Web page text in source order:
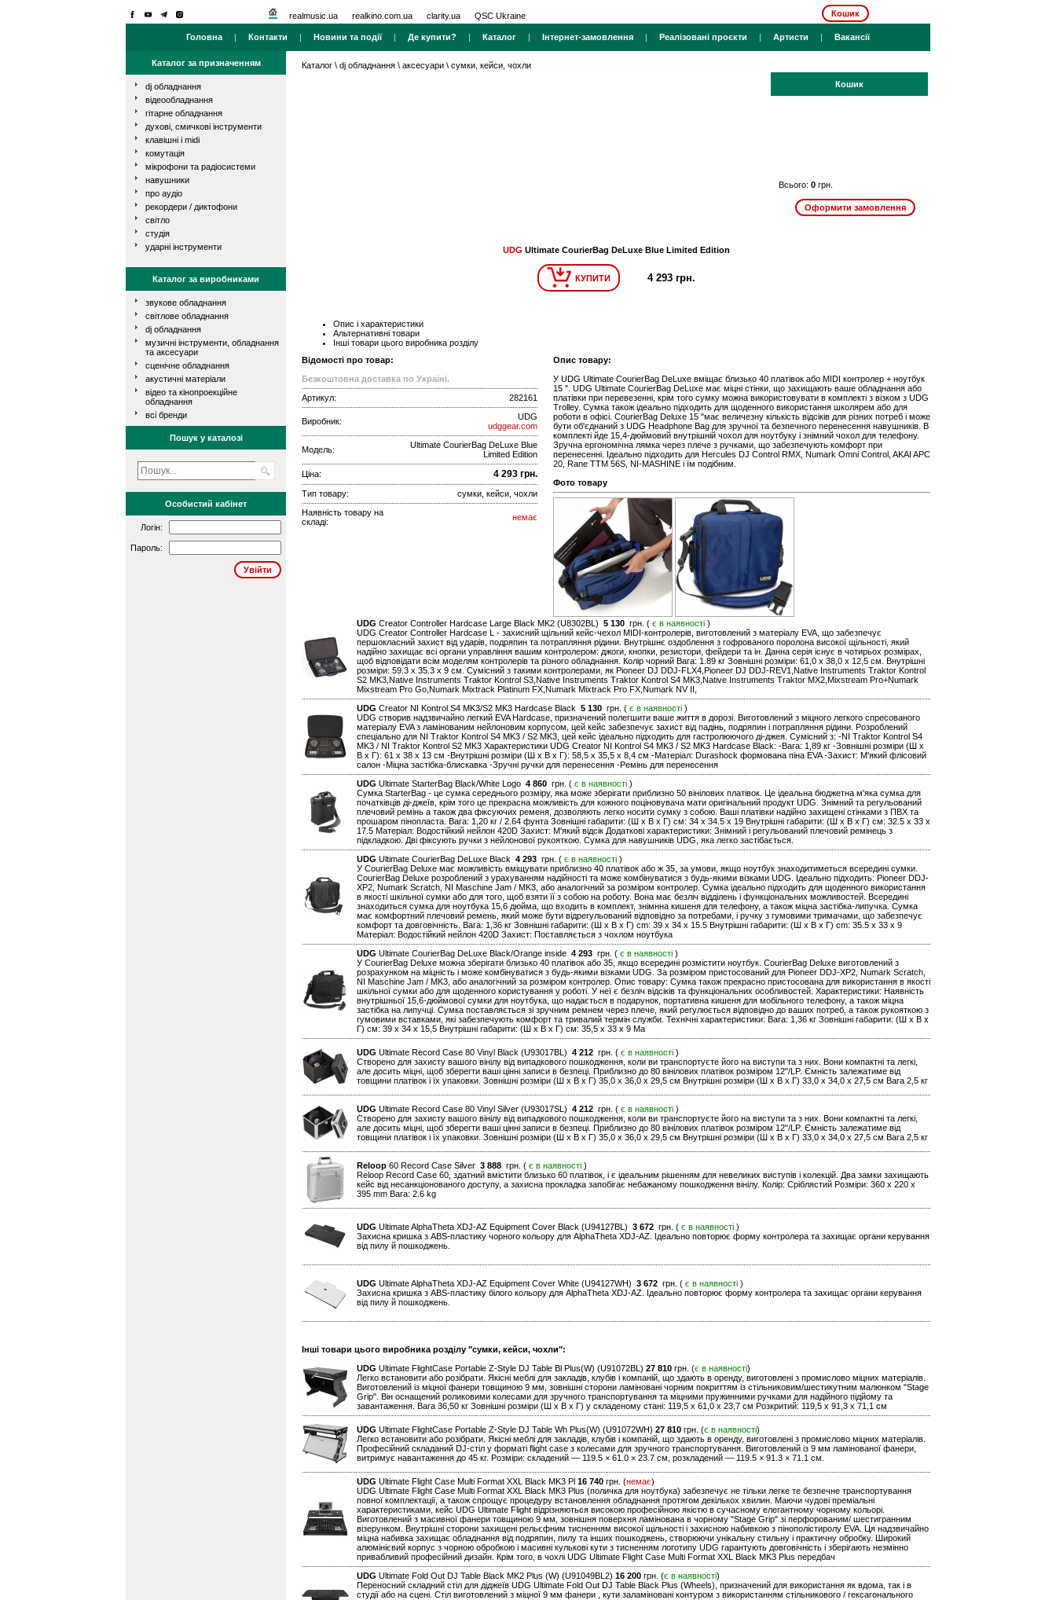
realmusic.ua realkino.com.ua clarity.ua QSC Ukraine Кошик
Головна | Контакти | Новини та події| Де купити? | Каталог | Інтернет-замовлення | Реалізовані проєкти | Артисти | Вакансії
Каталог за призначенням
dj обладнання
відеообладнання
гітарне обладнання
духові, смичкові інструменти
клавішні і midi
комутація
мікрофони та радіосистеми
навушники
про аудіо
рекордери / диктофони
світло
студія
ударні інструменти
Каталог за виробниками
звукове обладнання
світлове обладнання
dj обладнання
музичні інструменти, обладнання
та аксесуари
сценічне обладнання
акустичні матеріали
відео та кінопроекційне
обладнання
всі бренди
Пошук у каталозі
Особистий кабінет
Логін:
Пароль:
Каталог \ dj обладнання \ аксесуари \ сумки, кейси, чохли
Кошик
Всього: 0 грн.
UDG Ultimate CourierBag DeLuxe Blue Limited Edition
КУПИТИ 4 293 грн.
Опис і характеристики
Альтернативні товари
Інші товари цього виробника розділу
Відомості про товар:
Безкоштовна доставка по Україні.
Артикул:
282161
Виробник:
UDG
udggear.com
Модель:
Ultimate CourierBag DeLuxe Blue
Limited Edition
Ціна: 4 293 грн.
Тип товару:
сумки, кейси, чохли
Наявність товару на
складі:
немає
Опис товару:
У UDG Ultimate CourierBag DeLuxe вміщає близько 40 платівок або MIDI контролер + ноутбук
15 ". UDG Ultimate CourierBag DeLuxe має міцні стінки, що захищають ваше обладнання або
платівки при перевезенні, крім того сумку можна використовувати в комплекті з візком з UDG
Trolley. Сумка також ідеально підходить для щоденного використання школярем або для
роботи в офісі. CourierBag Deluxe 15 "має величезну кількість відсіків для різних потреб і може
бути об'єднаний з UDG Headphone Bag для зручної та безпечного перенесення навушників. В
комплекті йде 15,4-дюймовий внутрішній чохол для ноутбуку і знімний чохол для телефону.
Зручна ергономічна лямка через плече з ручками, що забезпечують комфорт при
перенесенні. Ідеально підходить для Hercules DJ Control RMX, Numark Omni Control, AKAI APC
20, Rane TTM 56S, NI-MASHINE і їм подібним.
Фото товару
UDG Creator Controller Hardcase Large Black MK2 (U8302BL) 5 130 грн. ( є в наявності )
UDG Creator Controller Hardcase L - захисний щільний кейс-чехол MIDI-контролерів, виготовлений з матеріалу EVA, що забезпечує
першокласний захист від ударів, подряпин та потрапляння рідини. Внутрішнє оздоблення з гофрованого поролона високої щільності, який
надійно захищає всі органи управління вашим контролером: джоги, кнопки, резистори, фейдери та ін. Данна серія існує в чотирьох розмірах,
щоб відповідати всім моделям контролерів та різного обладнання. Колір чорний Вага: 1.89 кг Зовнішні розміри: 61,0 x 38,0 x 12,5 см. Внутрішні
розміри: 59.3 x 35.3 x 9 см. Сумісний з такими контролерами, як Pioneer DJ DDJ-FLX4,Pioneer DJ DDJ-REV1,Native Instruments Traktor Kontrol
S2 MK3,Native Instruments Traktor Kontrol S3,Native Instruments Traktor Kontrol S4 MK3,Native Instruments Traktor MX2,Mixstream Pro+Numark
Mixstream Pro Go,Numark Mixtrack Platinum FX,Numark Mixtrack Pro FX,Numark NV II,
UDG Creator NI Kontrol S4 MK3/S2 MK3 Hardcase Black 5 130 грн. ( є в наявності )
UDG створив надзвичайно легкий EVA Hardcase, призначений полегшити ваше життя в дорозі. Виготовлений з міцного легкого спресованого
матеріалу EVA з ламінованим нейлоновим корпусом, цей кейс забезпечує захист від падінь, подряпин і потрапляння рідини. Розроблений
спеціально для NI Traktor Kontrol S4 MK3 / S2 MK3, цей кейс ідеально підходить для гастролюючого ді-джея. Сумісний з: -NI Traktor Kontrol S4
MK3 / NI Traktor Kontrol S2 MK3 Характеристики UDG Creator NI Kontrol S4 MK3 / S2 MK3 Hardcase Black: -Вага: 1,89 кг -Зовнішні розміри (Ш х
В х Г): 61 х 38 х 13 см -Внутрішні розміри (Ш х В х Г): 58,5 х 35,5 х 8,4 см -Матеріал: Durashock формована піна EVA -Захист: М'який флісовий
салон -Міцна застібка-блискавка -Зручні ручки для перенесення -Ремінь для перенесення
UDG Ultimate StarterBag Black/White Logo 4 860 грн. ( є в наявності )
Сумка StarterBag - це сумка середнього розміру, яка може зберігати приблизно 50 вінілових платівок. Це ідеальна бюджетна м'яка сумка для
початківців ді-джеїв, крім того це прекрасна можливість для кожного поціновувача мати оригінальний продукт UDG. Знімний та регульований
плечовий ремінь а також два фіксуючих ременя, дозволяють легко носити сумку з собою. Ваші платівки надійно захищені стінками з ПВХ та
прошаром пінопласта. Вага: 1,20 кг / 2.64 фунта Зовнішні габарити: (Ш х В х Г) см: 34 x 34.5 x 19 Внутрішні габарити: (Ш х В х Г) см: 32.5 x 33 x
17.5 Матеріал: Водостійкий нейлон 420D Захист: М'який відсік Додаткові характеристики: Знімний і регульований плечовий ремінець з
підкладкою. Дві фіксують ручки з нейлонової рукояткою. Сумка для навушників UDG, яка легко застібається.
UDG Ultimate CourierBag DeLuxe Black 4 293 грн. ( є в наявності )
У CourierBag Deluxe має можливість вміщувати приблизно 40 платівок або ж 35, за умови, якщо ноутбук знаходитиметься всередині сумки.
CourierBag Deluxe розроблений з урахуванням надійності та може комбінуватися з будь-якими візками UDG. Ідеально підходить: Pioneer DDJ-
XP2, Numark Scratch, NI Maschine Jam / MK3, або аналогічний за розміром контролер. Сумка ідеально підходить для щоденного використання
в якості шкільної сумки або для того, щоб взяти її з собою на роботу. Вона має безліч відділень і функціональних можливостей. Всередині
знаходиться сумка для ноутбука 15,6 дюйма, що входить в комплект, знімнна кишеня для телефону, а також міцна застібка-липучка. Сумка
має комфортний плечовий ремень, який може бути відрегульований відповідно за потребами, і ручку з гумовими тримачами, що забезпечує
комфорт та довговічність. Вага: 1,36 кг Зовнішні габарити: (Ш х В х Г) cm: 39 x 34 x 15.5 Внутрішні габарити: (Ш х В х Г) cm: 35.5 x 33 x 9
Матеріал: Водостійкий нейлон 420D Захист: Поставляється з чохлом ноутбука
UDG Ultimate CourierBag DeLuxe Black/Orange inside 4 293 грн. ( є в наявності )
У CourierBag Deluxe можна зберігати близько 40 платівок або 35, якщо всередині розмістити ноутбук. CourierBag Deluxe виготовлений з
розрахунком на міцність і може комбінуватися з будь-якими візками UDG. За розміром пристосований для Pioneer DDJ-XP2, Numark Scratch,
NI Maschine Jam / MK3, або аналогічний за розміром контролер. Опис товару: Сумка також прекрасно пристосована для використання в якості
шкільної сумки або для щоденного користування у роботі. У неї є безліч відсіків та функціональних особливостей. Характеристики: Наявність
внутрішньої 15,6-дюймової сумки для ноутбука, що надається в подарунок, портативна кишеня для мобільного телефону, а також міцна
застібка на липучці. Сумка поставляється зі зручним ремнем через плече, який регулюється відповідно до ваших потреб, а також рукояткою з
гумовими вставками, які забезпечують комфорт та тривалий термін служби. Технічні характеристики: Вага: 1,36 кг Зовнішні габарити: (Ш x В x
Г) см: 39 x 34 x 15,5 Внутрішні габарити: (Ш x В x Г) см: 35,5 x 33 x 9 Ма
UDG Ultimate Record Case 80 Vinyl Black (U93017BL) 4 212 грн. ( є в наявності )
Створено для захисту вашого вінілу від випадкового пошкодження, коли ви транспортуєте його на виступи та з них. Вони компактні та легкі,
але досить міцні, щоб зберегти ваші цінні записи в безпеці. Приблизно до 80 вінілових платівок розміром 12"/LP. Ємність залежатиме від
товщини платівок і їх упаковки. Зовнішні розміри (Ш x В x Г) 35,0 x 36,0 x 29,5 см Внутрішні розміри (Ш x В x Г) 33,0 x 34,0 x 27,5 см Вага 2,5 кг
UDG Ultimate Record Case 80 Vinyl Silver (U93017SL) 4 212 грн. ( є в наявності )
Створено для захисту вашого вінілу від випадкового пошкодження, коли ви транспортуєте його на виступи та з них. Вони компактні та легкі,
але досить міцні, щоб зберегти ваші цінні записи в безпеці. Приблизно до 80 вінілових платівок розміром 12"/LP. Ємність залежатиме від
товщини платівок і їх упаковки. Зовнішні розміри (Ш x В x Г) 35,0 x 36,0 x 29,5 см Внутрішні розміри (Ш x В x Г) 33,0 x 34,0 x 27,5 см Вага 2,5 кг
Reloop 60 Record Case Silver 3 888 грн. ( є в наявності )
Reloop Record Case 60, здатний вмістити близько 60 платівок, і є ідеальним рішенням для невеликих виступів і колекцій. Два замки захищають
кейс від несанкціонованого доступу, а захисна прокладка запобігає небажаному пошкодження вінілу. Колір: Сріблястий Розміри: 360 x 220 x
395 mm Вага: 2.6 kg
UDG Ultimate AlphaTheta XDJ-AZ Equipment Cover Black (U94127BL) 3 672 грн. ( є в наявності )
Захисна кришка з ABS-пластику чорного кольору для AlphaTheta XDJ-AZ. Ідеально повторює форму контролера та захищає органи керування
від пилу й пошкоджень.
UDG Ultimate AlphaTheta XDJ-AZ Equipment Cover White (U94127WH) 3 672 грн. ( є в наявності )
Захисна кришка з ABS-пластику білого кольору для AlphaTheta XDJ-AZ. Ідеально повторює форму контролера та захищає органи керування
від пилу й пошкоджень.
Інші товари цього виробника розділу "сумки, кейси, чохли":
UDG Ultimate FlightCase Portable Z-Style DJ Table Bl Plus(W) (U91072BL) 27 810 грн. (є в наявності)
Легко встановити або розібрати. Якісні меблі для закладів, клубів і компаній, що здають в оренду, виготовлені з промислово міцних матеріалів.
Виготовлений із міцної фанери товщиною 9 мм, зовнішні сторони ламіновані чорним покриттям із стільниковим/шестикутним малюнком "Stage
Grip". Він оснащений роликовими колесами для зручного транспортування та міцними пружинними ручками для надійного підйому та
завантаження. Вага 36,50 кг Зовнішні розміри (Ш x В x Г) у складеному стані: 119,5 x 61,0 x 23,7 см Розкритий: 119,5 x 91,3 x 71,1 см
UDG Ultimate FlightCase Portable Z-Style DJ Table Wh Plus(W) (U91072WH) 27 810 грн. (є в наявності)
Легко встановити або розібрати. Якісні меблі для закладів, клубів і компаній, що здають в оренду, виготовлені з промислово міцних матеріалів.
Професійний складаний DJ-стіл у форматі flight case з колесами для зручного транспортування. Виготовлений із 9 мм ламінованої фанери,
витримує навантаження до 45 кг. Розміри: складений — 119.5 × 61.0 × 23.7 см, розкладений — 119.5 × 91.3 × 71.1 см.
UDG Ultimate Flight Case Multi Format XXL Black MK3 Pl 16 740 грн. (немає)
UDG Ultimate Flight Case Multi Format XXL Black MK3 Plus (поличка для ноутбука) забезпечує не тільки легке те безпечне транспортування
повної комплектації, а також спрощує процедуру встановлення обладнання протягом декількох хвилин. Маючи чудові преміальні
характеристиками, кейс UDG Ultimate Flight відрізняються високою професійною якістю в сучасному елегантному чорному кольорі.
Виготовлений з масивної фанери товщиною 9 мм, зовнішня поверхня ламінована в чорному "Stage Grip" зі перфорованим/ шестигранним
візерунком. Внутрішні сторони захищені рельєфним тисненням високої щільності і захисною набивкою з пінополістиролу EVA. Ця надзвичайно
міцна набивка захищає обладнання від подряпин, пилу та інших пошкоджень, створюючи унікальну стильну і практичну обробку. Широкий
алюмінієвий корпус з чорною обробкою і масивні кулькові кути з тисненням логотипу UDG гарантують довговічність і зберігають незмінно
привабливий професійний дизайн. Крім того, в чохлі UDG Ultimate Flight Case Multi Format XXL Black MK3 Plus передбач
UDG Ultimate Fold Out DJ Table Black MK2 Plus (W) (U91049BL2) 16 200 грн. (є в наявності)
Переносний складний стіл для діджеїв UDG Ultimate Fold Out DJ Table Black Plus (Wheels), призначений для використання як вдома, так і в
студії або на сцені. Стіл виготовлений з міцної 9 мм фанери , кути заламіновані контуром з використанням стільникового / гексагонального